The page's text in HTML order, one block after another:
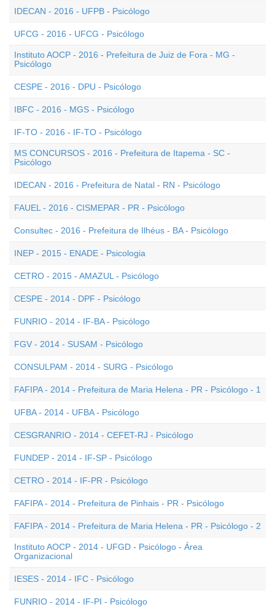
IDECAN - 2016 - UFPB - Psicólogo
UFCG - 2016 - UFCG - Psicólogo
Instituto AOCP - 2016 - Prefeitura de Juiz de Fora - MG -
Psicólogo
CESPE - 2016 - DPU - Psicólogo
IBFC - 2016 - MGS - Psicólogo
IF-TO - 2016 - IF-TO - Psicólogo
MS CONCURSOS - 2016 - Prefeitura de Itapema - SC -
Psicólogo
IDECAN - 2016 - Prefeitura de Natal - RN - Psicólogo
FAUEL - 2016 - CISMEPAR - PR - Psicólogo
Consultec - 2016 - Prefeitura de Ilhéus - BA - Psicólogo
INEP - 2015 - ENADE - Psicologia
CETRO - 2015 - AMAZUL - Psicólogo
CESPE - 2014 - DPF - Psicólogo
FUNRIO - 2014 - IF-BA - Psicólogo
FGV - 2014 - SUSAM - Psicólogo
CONSULPAM - 2014 - SURG - Psicólogo
FAFIPA - 2014 - Prefeitura de Maria Helena - PR - Psicólogo - 1
UFBA - 2014 - UFBA - Psicólogo
CESGRANRIO - 2014 - CEFET-RJ - Psicólogo
FUNDEP - 2014 - IF-SP - Psicólogo
CETRO - 2014 - IF-PR - Psicólogo
FAFIPA - 2014 - Prefeitura de Pinhais - PR - Psicólogo
FAFIPA - 2014 - Prefeitura de Maria Helena - PR - Psicólogo - 2
Instituto AOCP - 2014 - UFGD - Psicólogo - Área
Organizacional
IESES - 2014 - IFC - Psicólogo
FUNRIO - 2014 - IF-PI - Psicólogo